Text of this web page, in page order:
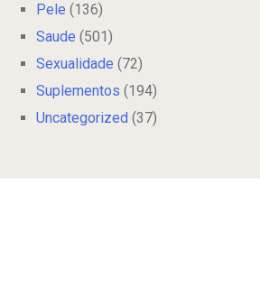
Pele (136)
Saude (501)
Sexualidade (72)
Suplementos (194)
Uncategorized (37)